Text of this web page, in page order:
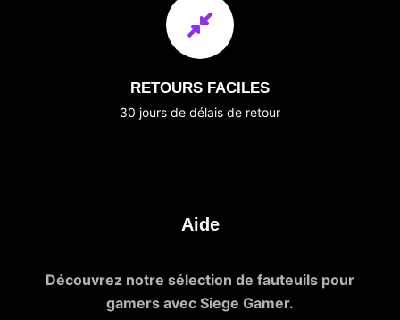
RETOURS FACILES
30 jours de délais de retour
Aide
Découvrez notre sélection de fauteuils pour
gamers avec Siege Gamer.